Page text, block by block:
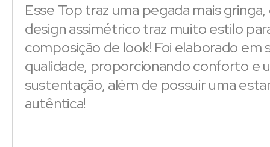
Esse Top traz uma pegada mais
design assimétrico traz muito estilo
composição de look! Foi elaborado em
qualidade, proporcionando conforto e
sustentação, além de possuir uma
autêntica!